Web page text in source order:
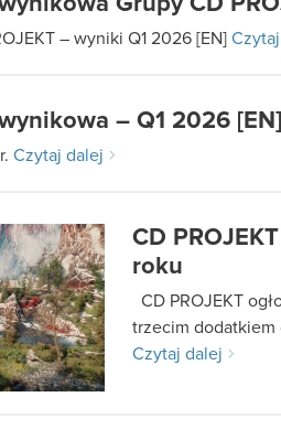
– wyniki Q1 2026 [EN]
– Q1 2026 [EN]
Czytaj dalej
CD
roku
CD PROJEKT
trzecim dodatkiem
Czytaj dalej